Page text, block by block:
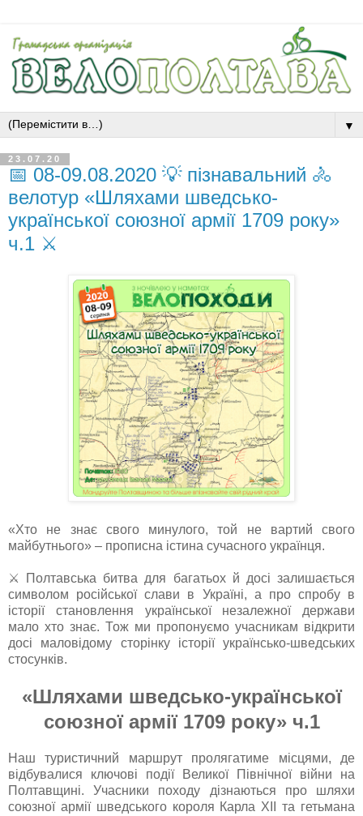
▼
23.07.20
📅 08-09.08.2020 💡 пізнавальний 🚴
велотур «Шляхами шведсько-
української союзної армії 1709 року»
ч.1 ⚔️
«Хто не знає свого минулого, той не вартий свого
майбутнього» – прописна істина сучасного українця.
⚔️ Полтавська битва для багатьох й досі залишається
символом російської слави в Україні, а про спробу в
історії становлення української незалежної держави
мало хто знає. Тож ми пропонуємо учасникам відкрити
досі маловідому сторінку історії українсько-шведських
стосунків.
«Шляхами шведсько-української
союзної армії 1709 року» ч.1
Наш туристичний маршрут пролягатиме місцями, де
відбувалися ключові події Великої Північної війни на
Полтавщині. Учасники походу дізнаються про шляхи
союзної армії шведського короля Карла XII та гетьмана